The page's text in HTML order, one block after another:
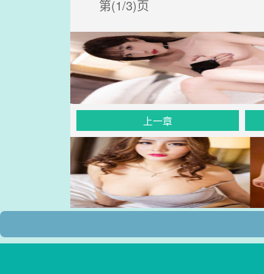
第(1/3)页
上一章